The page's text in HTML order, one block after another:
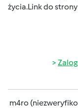
życia.Link do
m4ro